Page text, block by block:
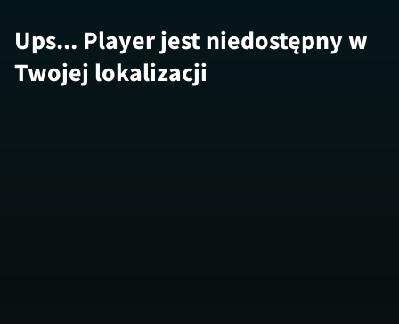
Ups... Player jest niedostępny w
Twojej lokalizacji